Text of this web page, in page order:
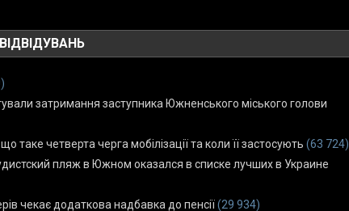
затримання заступника Южненського міського голови
таке четверта черга мобілізації та коли її застосують (63 724)
пляж в Южном оказался в списке лучших в Украине
чекає додаткова надбавка до пенсії (29 934)